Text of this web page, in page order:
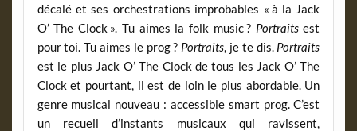
décalé et ses orchestrations improbables « à la Jack
O’ The Clock ». Tu aimes la folk music ? Portraitsest
pour toi. Tu aimes le prog ? Portraits, je te dis. Portraits
est le plus Jack O’ The Clock de tous les Jack O’ The
Clock et pourtant, il est de loin le plus abordable. Un
genre musical nouveau : accessible smart prog. C’est
un recueil d’instants musicaux qui ravissent,